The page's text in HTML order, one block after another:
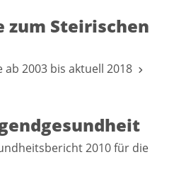
zum Steirischen
2003 bis aktuell 2018
2010 für die